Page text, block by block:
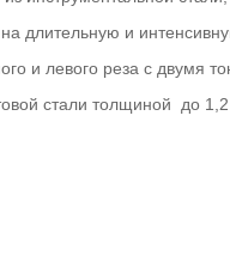
длительную и
и левого реза с двумя
стали толщиной до